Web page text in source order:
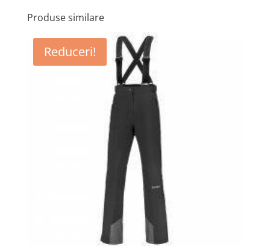
Produse similare
Reduceri!